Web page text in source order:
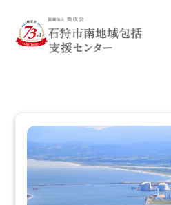
当施設について